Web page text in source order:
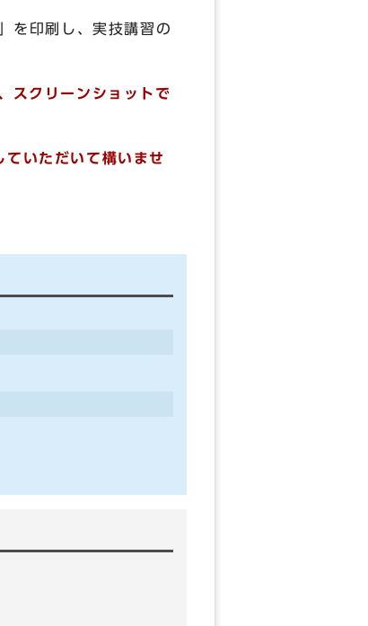
を印刷し、実技講習の
スクリーンショットで
いただいて構いませ